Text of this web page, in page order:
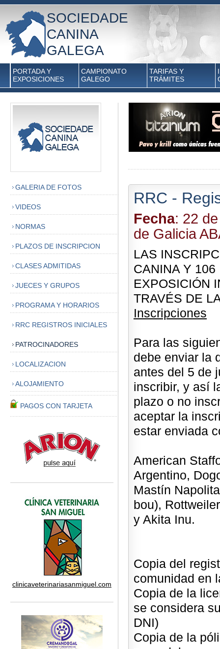
SOCIEDADE
CANINA
GALEGA
PORTADA Y
EXPOSICIONES
CAMPIONATO
GALEGO
TARIFAS Y
TRÁMITES
GALERIA DE FOTOS
VIDEOS
NORMAS
PLAZOS DE INSCRIPCION
CLASES ADMITIDAS
JUECES Y GRUPOS
PROGRAMA Y HORARIOS
RRC REGISTROS INICIALES
PATROCINADORES
LOCALIZACION
ALOJAMIENTO
PAGOS CON TARJETA
clinicaveterinariasanmiguel.com
RRC -
Fecha: 22
de Galicia
LAS
CANINA Y
EXPOSICIÓN
TRAVÉS DE
Inscripciones
Para las
debe enviar la
antes del 5 de
inscribir, y así
plazo o no
aceptar la
estar enviada
American
Argentino,
Mastín
bou),
y Akita Inu.
Copia del
comunidad en
Copia de la
se considera
DNI)
Copia de la